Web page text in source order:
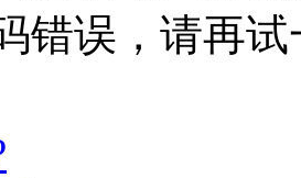
错误，请再试